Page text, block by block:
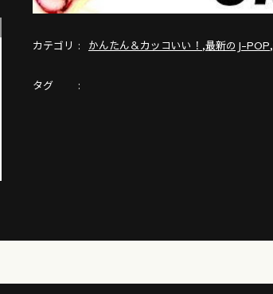
カテゴリ かんたん＆カッコいい！ ,最新のJ-POP,
タグ